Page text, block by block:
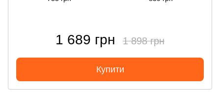
1 689 грн 1 898 грн
Купити